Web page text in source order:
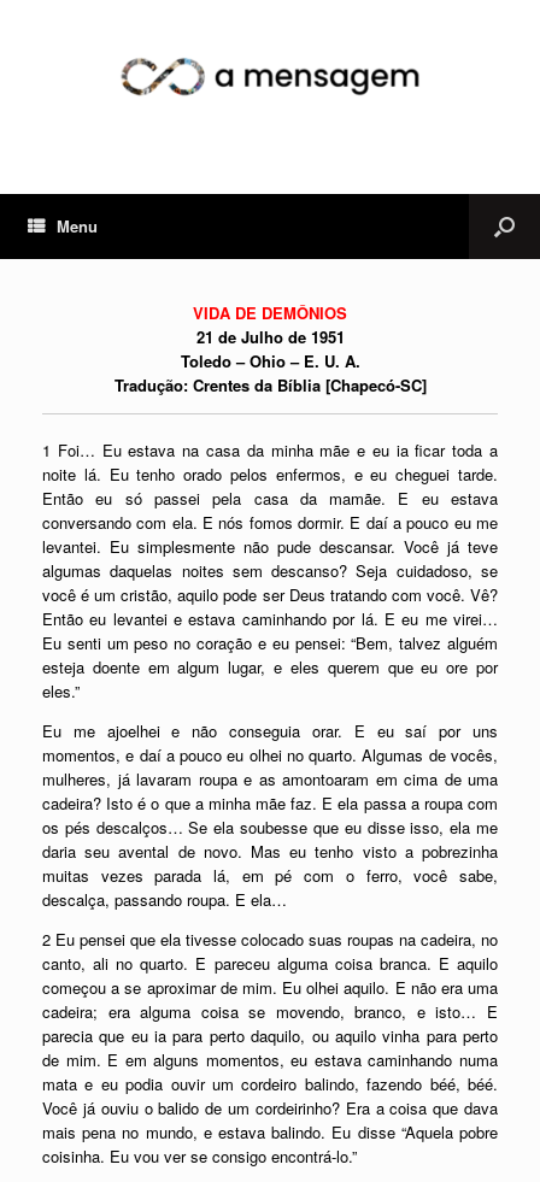
Menu
VIDA DE DEMÔNIOS
21 de Julho de 1951
Toledo – Ohio – E. U. A.
Tradução: Crentes da Bíblia [Chapecó-SC]
1 Foi… Eu estava na casa da minha mãe e eu ia ficar toda a
noite lá. Eu tenho orado pelos enfermos, e eu cheguei tarde.
Então eu só passei pela casa da mamãe. E eu estava
conversando com ela. E nós fomos dormir. E daí a pouco eu me
levantei. Eu simplesmente não pude descansar. Você já teve
algumas daquelas noites sem descanso? Seja cuidadoso, se
você é um cristão, aquilo pode ser Deus tratando com você. Vê?
Então eu levantei e estava caminhando por lá. E eu me virei…
Eu senti um peso no coração e eu pensei: “Bem, talvez alguém
esteja doente em algum lugar, e eles querem que eu ore por
eles.”
Eu me ajoelhei e não conseguia orar. E eu saí por uns
momentos, e daí a pouco eu olhei no quarto. Algumas de vocês,
mulheres, já lavaram roupa e as amontoaram em cima de uma
cadeira? Isto é o que a minha mãe faz. E ela passa a roupa com
os pés descalços… Se ela soubesse que eu disse isso, ela me
daria seu avental de novo. Mas eu tenho visto a pobrezinha
muitas vezes parada lá, em pé com o ferro, você sabe,
descalça, passando roupa. E ela…
2 Eu pensei que ela tivesse colocado suas roupas na cadeira, no
canto, ali no quarto. E pareceu alguma coisa branca. E aquilo
começou a se aproximar de mim. Eu olhei aquilo. E não era uma
cadeira; era alguma coisa se movendo, branco, e isto… E
parecia que eu ia para perto daquilo, ou aquilo vinha para perto
de mim. E em alguns momentos, eu estava caminhando numa
mata e eu podia ouvir um cordeiro balindo, fazendo béé, béé.
Você já ouviu o balido de um cordeirinho? Era a coisa que dava
mais pena no mundo, e estava balindo. Eu disse “Aquela pobre
coisinha. Eu vou ver se consigo encontrá-lo.”